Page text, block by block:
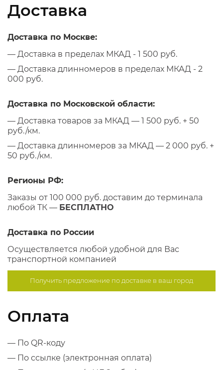
Доставка
Доставка по Москве:
— Доставка в пределах МКАД - 1 500 руб.
— Доставка длинномеров в пределах МКАД - 2
000 руб.
Доставка по Московской области:
— Доставка товаров за МКАД — 1 500 руб. + 50
руб./км.
— Доставка длинномеров за МКАД — 2 000 руб. +
50 руб./км.
Регионы РФ:
Заказы от 100 000 руб. доставим до терминала
любой ТК — БЕСПЛАТНО
Доставка по России
Осуществляется любой удобной для Вас
транспортной компанией
Получить предложение подоставке в ваш город
Оплата
— По QR-коду
— По ссылке (электронная оплата)